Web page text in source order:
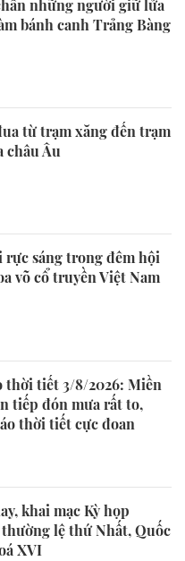
những người giữ lửa
bánh canh Trảng Bàng
từ trạm xăng đến trạm
châu Âu
rực sáng trong đêm hội
võ cổ truyền Việt Nam
thời tiết 3/8/2026: Miền
tiếp đón mưa rất to,
thời tiết cực đoan
khai mạc Kỳ họp
lệ thứ Nhất, Quốc
XVI